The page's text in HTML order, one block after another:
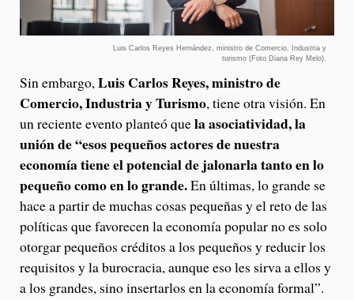
Luis Carlos Reyes Hernández, ministro de Comercio, Industria y
turismo (Foto Diana Rey Melo).
Sin embargo,Luis Carlos Reyes, ministro de
Comercio, Industria y Turismo, tiene otra visión. En
un reciente evento planteó quela asociatividad, la
unión de “esos pequeños actores de nuestra
economía tiene el potencial de jalonarla tanto en lo
pequeño como en lo grande.En últimas, lo grande se
hace a partir de muchas cosas pequeñas y el reto de las
políticas que favorecen la economía popular no es solo
otorgar pequeños créditos a los pequeños y reducir los
requisitos y la burocracia, aunque eso les sirva a ellos y
a los grandes, sino insertarlos en la economía formal”.